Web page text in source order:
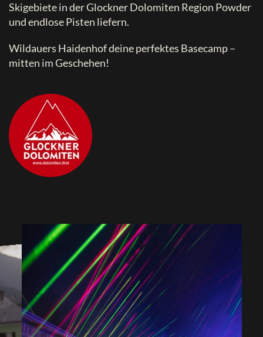
Skigebiete in der Glockner Dolomiten Region Powder
und endlose Pisten liefern.
Wildauers Haidenhof deine perfektes Basecamp –
mitten im Geschehen!